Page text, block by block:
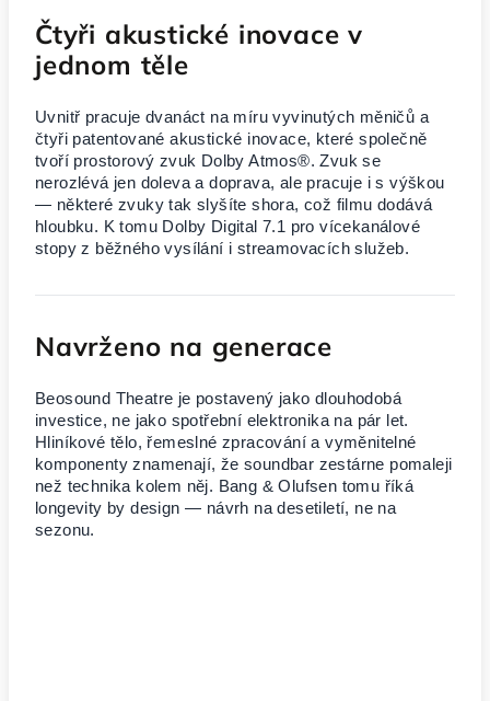
Čtyři akustické inovace v
jednom těle
Uvnitř pracuje dvanáct na míru vyvinutých měničů a
čtyři patentované akustické inovace, které společně
tvoří prostorový zvuk Dolby Atmos®. Zvuk se
nerozlévá jen doleva a doprava, ale pracuje i s výškou
— některé zvuky tak slyšíte shora, což filmu dodává
hloubku. K tomu Dolby Digital 7.1 pro vícekanálové
stopy z běžného vysílání i streamovacích služeb.
Navrženo na generace
Beosound Theatre je postavený jako dlouhodobá
investice, ne jako spotřební elektronika na pár let.
Hliníkové tělo, řemeslné zpracování a vyměnitelné
komponenty znamenají, že soundbar zestárne pomaleji
než technika kolem něj. Bang & Olufsen tomu říká
longevity by design — návrh na desetiletí, ne na
sezonu.